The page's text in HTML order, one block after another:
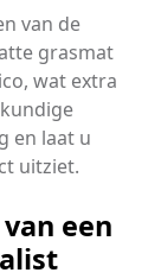
van de
grasmat
wat extra
en laat u
uitziet.
een